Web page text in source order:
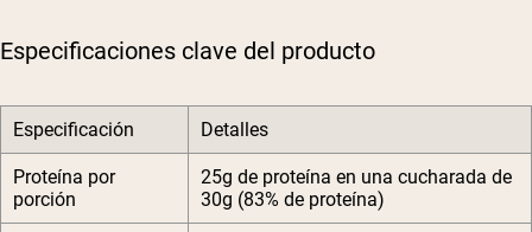
Especificaciones clave del producto
Especificación Detalles
Proteína por
porción
25g de proteína en una cucharada de
30g (83% de proteína)